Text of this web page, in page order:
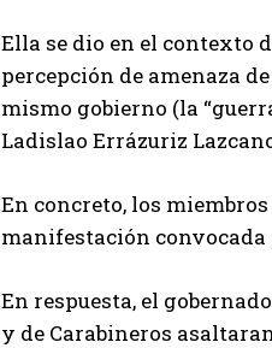
Ella se dio en el contexto
percepción de amenaza
mismo gobierno (la
Ladislao Errázuriz
En concreto, los
manifestación convocada
En respuesta, el
y de Carabineros